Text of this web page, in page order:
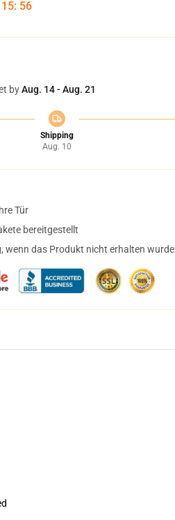
15: 55
byAug. 14 - Aug. 21
Shipping
Aug. 10
Tür
bereitgestellt
wenn das Produkt nicht erhalten wurde